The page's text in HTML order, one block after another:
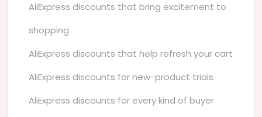
AliExpress discounts that bring excitement to
shopping
AliExpress discounts that help refresh your cart
AliExpress discounts for new-product trials
AliExpress discounts for every kind of buyer